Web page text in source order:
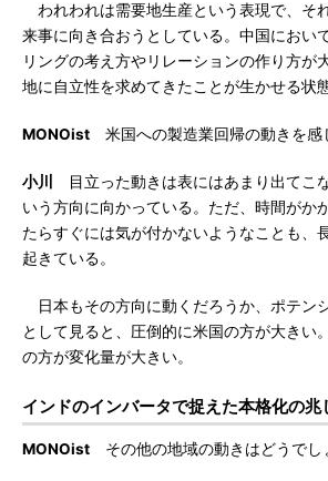
われわれは需要地生産という表現で、そ
来事に向き合おうとしている。中国におい
リングの考え方やリレーションの作り方が
地に自立性を求めてきたことが生かせる状
MONOist 米国への製造業回帰の動きを感
小川
目立った動きは表にはあまり出てこ
いう方向に向かっている。ただ、時間がか
たらすぐには気が付かないようなことも、
起きている。
日本もその方向に動くだろうか、ポテン
として見ると、圧倒的に米国の方が大きい
の方が変化量が大きい。
インドのインバータで捉えた本格化の兆
MONOist その他の地域の動きはどうでし